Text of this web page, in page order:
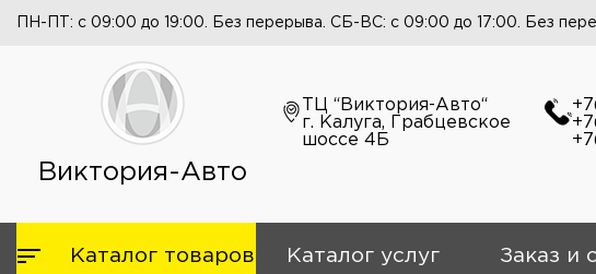
ПН-ПТ: с 09:00 до 19:00. Без перерыва. СБ-ВС: с 09:00 до 17:00. Без
Виктория-Авто
ТЦ “Виктория-Авто“
г. Калуга, Грабцевское
шоссе 4Б
Каталог товаров Каталог услуг Заказ и